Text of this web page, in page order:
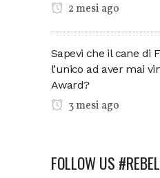
2 mesi ago
Sapevi che il cane di
l’unico ad aver mai
Award?
3 mesi ago
FOLLOW US